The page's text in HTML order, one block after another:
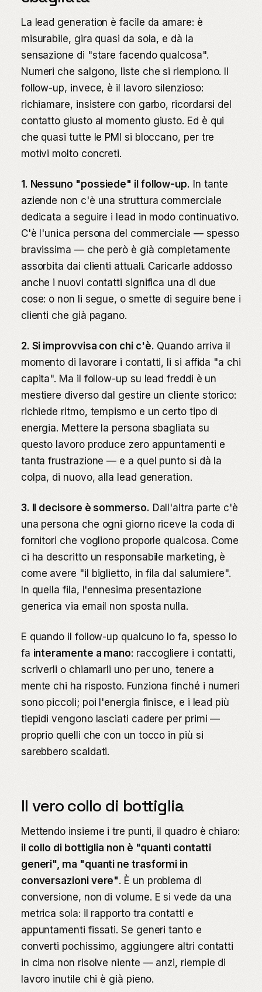
La lead generation è facile da amare: è
misurabile, gira quasi da sola, e dà la
sensazione di "stare facendo qualcosa".
Numeri che salgono, liste che si riempiono. Il
follow-up, invece, è il lavoro silenzioso:
richiamare, insistere con garbo, ricordarsi del
contatto giusto al momento giusto. Ed è qui
che quasi tutte le PMI si bloccano, per tre
motivi molto concreti.
1. Nessuno "possiede" il follow-up. In tante
aziende non c'è una struttura commerciale
dedicata a seguire i lead in modo continuativo.
C'è l'unica persona del commerciale — spesso
bravissima — che però è già completamente
assorbita dai clienti attuali. Caricarle addosso
anche i nuovi contatti significa una di due
cose: o non li segue, o smette di seguire bene i
clienti che già pagano.
2. Si improvvisa con chi c'è. Quando arriva il
momento di lavorare i contatti, li si affida "a chi
capita". Ma il follow-up su lead freddi è un
mestiere diverso dal gestire un cliente storico:
richiede ritmo, tempismo e un certo tipo di
energia. Mettere la persona sbagliata su
questo lavoro produce zero appuntamenti e
tanta frustrazione — e a quel punto si dà la
colpa, di nuovo, alla lead generation.
3. Il decisore è sommerso. Dall'altra parte c'è
una persona che ogni giorno riceve la coda di
fornitori che vogliono proporle qualcosa. Come
ci ha descritto un responsabile marketing, è
come avere "il biglietto, in fila dal salumiere".
In quella fila, l'ennesima presentazione
generica via email non sposta nulla.
E quando il follow-up qualcuno lo fa, spesso lo
fa interamente a mano: raccogliere i contatti,
scriverli o chiamarli uno per uno, tenere a
mente chi ha risposto. Funziona finché i numeri
sono piccoli; poi l'energia finisce, e i lead più
tiepidi vengono lasciati cadere per primi —
proprio quelli che con un tocco in più si
sarebbero scaldati.
Il vero collo di bottiglia
Mettendo insieme i tre punti, il quadro è chiaro:
il collo di bottiglia non è "quanti contatti
generi", ma "quanti ne trasformi in
conversazioni vere". È un problema di
conversione, non di volume. E si vede da una
metrica sola: il rapporto tra contatti e
appuntamenti fissati. Se generi tanto e
converti pochissimo, aggiungere altri contatti
in cima non risolve niente — anzi, riempie di
lavoro inutile chi è già pieno.